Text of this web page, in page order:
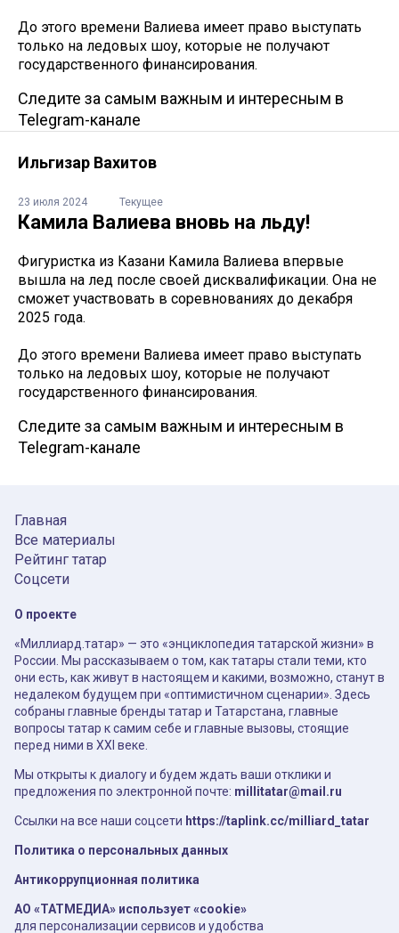
До этого времени Валиева имеет право выступать
только на ледовых шоу, которые не получают
государственного финансирования.
Следите за самым важным и интересным в
Telegram-канале
Ильгизар Вахитов
23 июля 2024 Текущее
Камила Валиева вновь на льду!
Фигуристка из Казани Камила Валиева впервые
вышла на лед после своей дисквалификации. Она не
сможет участвовать в соревнованиях до декабря
2025 года.
До этого времени Валиева имеет право выступать
только на ледовых шоу, которые не получают
государственного финансирования.
Следите за самым важным и интересным в
Telegram-канале
Главная
Все материалы
Рейтинг татар
Соцсети
О проекте
«Миллиард.татар» — это «энциклопедия татарской жизни» в
России. Мы рассказываем о том, как татары стали теми, кто
они есть, как живут в настоящем и какими, возможно, станут в
недалеком будущем при «оптимистичном сценарии». Здесь
собраны главные бренды татар и Татарстана, главные
вопросы татар к самим себе и главные вызовы, стоящие
перед ними в XXI веке.
Мы открыты к диалогу и будем ждать ваши отклики и
предложения по электронной почте: millitatar@mail.ru
Ссылки на все наши соцсети https://taplink.cc/milliard_tatar
Политика о персональных данных
Антикоррупционная политика
АО «ТАТМЕДИА» использует «cookie»
для персонализации сервисов и удобства